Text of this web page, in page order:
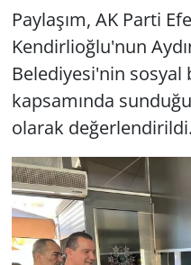
Paylaşım, AK Parti
Kendirlioğlu'nun
Belediyesi'nin sosyal
kapsamında
olarak değerlendirildi.